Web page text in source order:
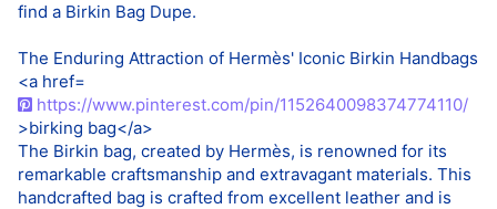
find a Birkin Bag Dupe.
The Enduring Attraction of Hermès' Iconic Birkin Handbags
<a href=
https://www.pinterest.com/pin/1152640098374774110/
>birking bag</a>
The Birkin bag, created by Hermès, is renowned for its
remarkable craftsmanship and extravagant materials. This
handcrafted bag is crafted from excellent leather and is